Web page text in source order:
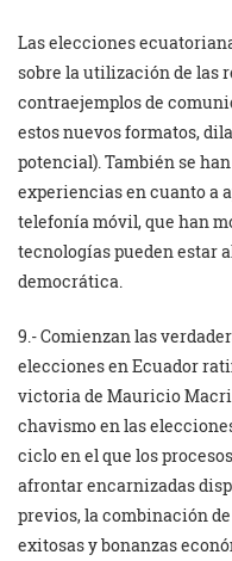
Las elecciones
sobre la utilización de las
contraejemplos de
estos nuevos formatos,
potencial). También se
experiencias en cuanto a
telefonía móvil, que han
tecnologías pueden estar
democrática.
9.- Comienzan las
elecciones en Ecuador
victoria de Mauricio
chavismo en las
ciclo en el que los
afrontar encarnizadas
previos, la combinación
exitosas y bonanzas